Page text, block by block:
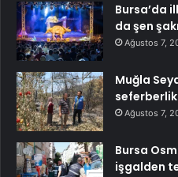
Bursa’da
da şen
Ağustos 7,
Muğla
seferberlik
Ağustos 7,
Bursa
işgalden